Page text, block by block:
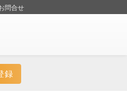
問合せ
録